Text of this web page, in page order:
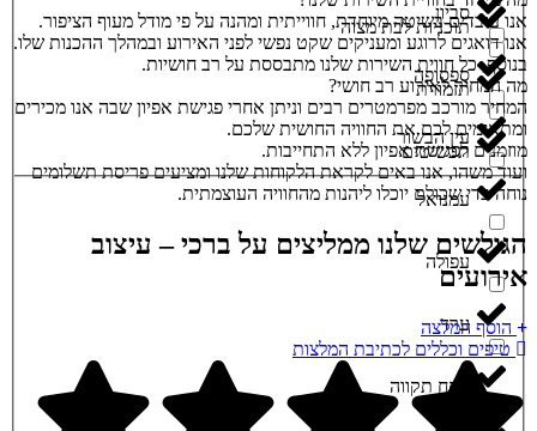
תוכניות לבת מצוה
תזמורת
תכשיטים
סביון
ספסופה
עין הבשור
עמנואל
עפולה
ערד
פתח תקווה
אנו עובדים בשיטה מיוחדת, חווייתית ומהנה על פי מודל מעוף הציפור.
אנו דואגים לרוגע ומעניקים שקט נפשי לפני האירוע ובמהלך ההכנות שלו.
בנוסף, כל חווית השירות שלנו מתבססת על רב חושיות.
מה המחיר לאירוע רב חושי?
המחיר מורכב מפרמטרים רבים וניתן אחרי פגישת אפיון שבה אנו מכירים
ומתאימים לכם את החוויה החושית שלכם.
מוזמנים לפגישת אפיון ללא התחייבות.
ועוד משהו, אנו באים לקראת הלקוחות שלנו ומציעים פריסת תשלומים
נוחה כדי שכולם יוכלו ליהנות מהחוויה העוצמתית.
הגולשים שלנו ממליצים על ברכי – עיצוב
אירועים
הוסף המלצה
טיפים וכללים לכתיבת המלצות